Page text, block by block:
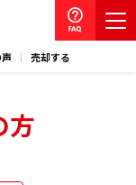
売却する
方